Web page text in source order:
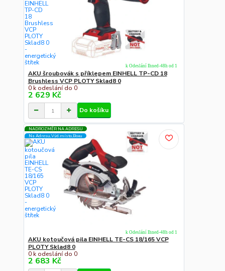
AKU šroubovák s příklepem EINHELL TP-CD 18
Brushless VCP PLOTY Sklad8 0
0 k odeslání do 0
2 629 Kč
k Odeslání Ihned-48h od 1
Do košíku
NADROZMĚR NA ADRESU
Na Adresu,Výd.místo,Boxu
AKU kotoučová pila EINHELL TE-CS 18/165 VCP
PLOTY Sklad8 0
0 k odeslání do 0
2 683 Kč
k Odeslání Ihned-48h od 1